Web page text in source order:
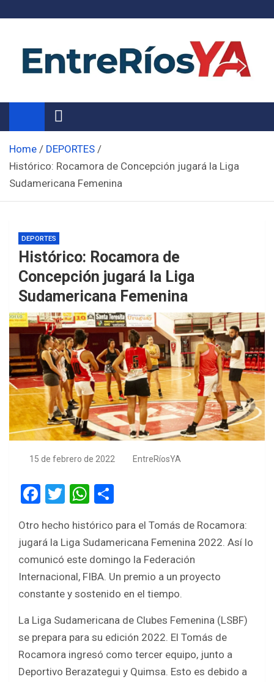
Noticias de Entre Ríos
Información de toda la provincia ahora
Home
DEPORTES
Histórico: Rocamora de Concepción jugará la Liga
Sudamericana Femenina
DEPORTES
Histórico: Rocamora de
Concepción jugará la Liga
Sudamericana Femenina
15 de febrero de 2022 EntreRíosYA
F
ce
b
o
o
T
tt
er
W
at
s
A
p
p
ar
e
Otro hecho histórico para el Tomás de Rocamora:
jugará la Liga Sudamericana Femenina 2022. Así lo
comunicó este domingo la Federación
Internacional, FIBA. Un premio a un proyecto
constante y sostenido en el tiempo.
La Liga Sudamericana de Clubes Femenina (LSBF)
se prepara para su edición 2022. El Tomás de
Rocamora ingresó como tercer equipo, junto a
Deportivo Berazategui y Quimsa. Esto es debido a